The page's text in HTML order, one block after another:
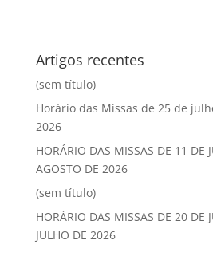
Artigos recentes
(sem título)
Horário das Missas de 25 de
2026
HORÁRIO DAS MISSAS DE 11 DE
AGOSTO DE 2026
(sem título)
HORÁRIO DAS MISSAS DE 20 DE
JULHO DE 2026